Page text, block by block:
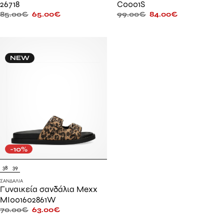
26718
85.00€ 65.00€
C0001S
99.00€ 84.00€
NEW
-10%
38 39
ΣΑΝΔΆΛΙΑ
Γυναικεία σανδάλια Mexx
MI001602861W
70.00€ 63.00€